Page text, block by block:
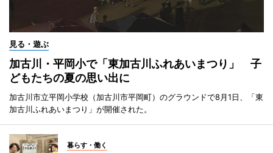
見る・遊ぶ
加古川・平岡小で「東加古川ふれあいまつり」 子
どもたちの夏の思い出に
加古川市立平岡小学校（加古川市平岡町）のグラウンドで8月1日、「東
加古川ふれあいまつり」が開催された。
暮らす・働く